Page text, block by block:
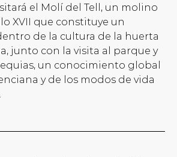
el Molí del Tell, un molino
XVII que constituye un
de la cultura de la huerta
junto con la visita al parque y
un conocimiento global
y de los modos de vida